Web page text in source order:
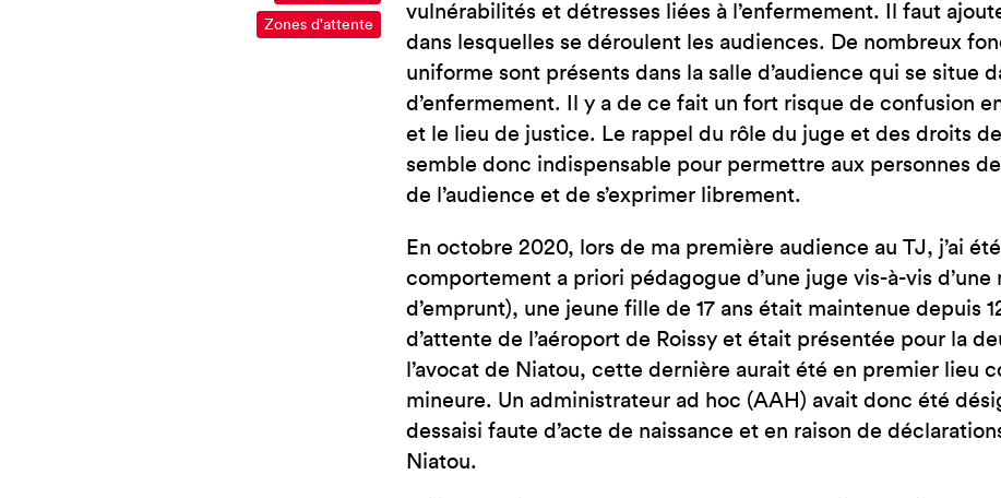
Zones d'attente
vulnérabilités et détresses liées à l’enfermement. Il faut
dans lesquelles se déroulent les audiences. De nombreux
uniforme sont présents dans la salle d’audience qui se situe
d’enfermement. Il y a de ce fait un fort risque de confusion
et le lieu de justice. Le rappel du rôle du juge et des droits
semble donc indispensable pour permettre aux personnes
de l’audience et de s’exprimer librement.
En octobre 2020, lors de ma première audience au TJ, j’ai
comportement a priori pédagogue d’une juge vis-à-vis
d’emprunt), une jeune fille de 17 ans était maintenue depuis
d’attente de l’aéroport de Roissy et était présentée pour la
l’avocat de Niatou, cette dernière aurait été en premier lieu
mineure. Un administrateur ad hoc (AAH) avait donc été
dessaisi faute d’acte de naissance et en raison de
Niatou.